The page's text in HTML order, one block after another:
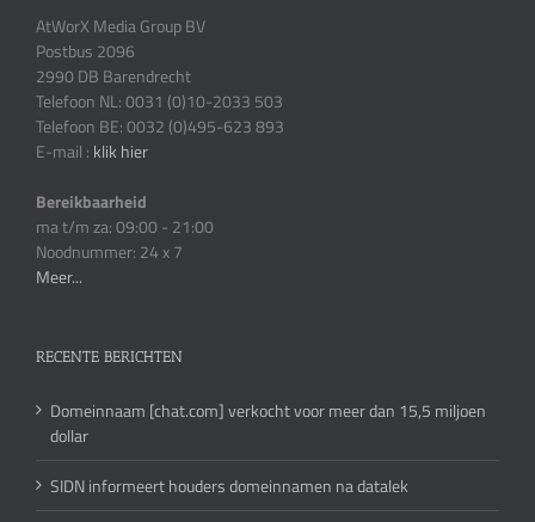
AtWorX Media Group BV
Postbus 2096
2990 DB Barendrecht
Telefoon NL: 0031 (0)10-2033 503
Telefoon BE: 0032 (0)495-623 893
E-mail : klik hier
Bereikbaarheid
ma t/m za: 09:00 - 21:00
Noodnummer: 24 x 7
Meer...
RECENTE BERICHTEN
Domeinnaam [chat.com] verkocht voor meer dan 15,5 miljoen
dollar
SIDN informeert houders domeinnamen na datalek